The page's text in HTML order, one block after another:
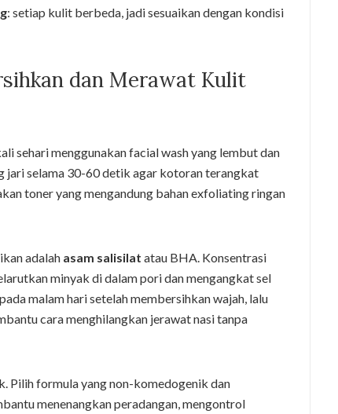
: setiap kulit berbeda, jadi sesuaikan dengan kondisi
dan Merawat Kulit
sehari menggunakan facial wash yang lembut dan
jari selama 30-60 detik agar kotoran terangkat
toner yang mengandung bahan exfoliating ringan
adalah asam salisilat atau BHA. Konsentrasi
minyak di dalam pori dan mengangkat sel
malam hari setelah membersihkan wajah, lalu
cara menghilangkan jerawat nasi tanpa
Pilih formula yang non-komedogenik dan
menenangkan peradangan, mengontrol